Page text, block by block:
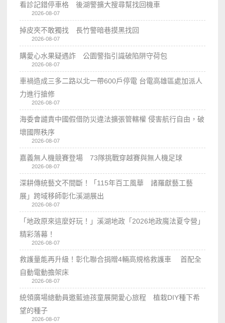
看診記錯停車格 後湖警擴大搜尋幫找回機車
2026-08-07
掉皮夾不敢獨找 長竹警暗巷摸黑找回
2026-08-07
購愛心水果疑遇詐 公園警指引識破陷阱守荷包
2026-08-07
車禍造成三多二路以北一帶600戶停電 台電高雄區處加派人
力進行搶修
2026-08-07
海委會譴責中國假借防災違法擴張管轄權 侵害航行自由，破
壞國際秩序
2026-08-07
嘉義無人機競賽登場 73隊挑戰穿越賽與無人機足球
2026-08-07
深耕傳統藝文不間斷！「115年百工風華 諸羅獻藝工藝
展」跨域移師彰化溪湖展出
2026-08-07
「地政原來這麼好玩！」溪湖地政「2026地政魔法夏令營」
精彩落幕！
2026-08-07
救護量能再升級！彰化聯合捐贈4輛高規格救護車 首配全
自動電動擔架床
2026-08-07
統領廣場總動員邀藍迪孩童展開愛心旅程 植栽DIY種下希
望的種子
2026-08-07